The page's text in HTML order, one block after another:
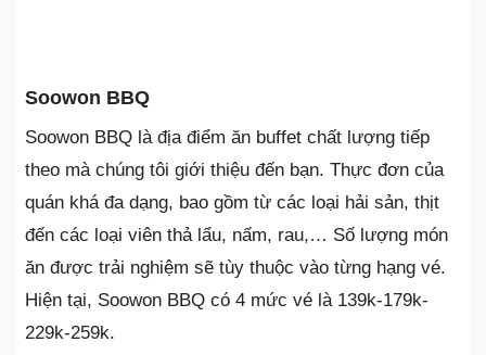
Soowon BBQ
Soowon BBQ là địa điểm ăn buffet chất lượng tiếp
theo mà chúng tôi giới thiệu đến bạn. Thực đơn của
quán khá đa dạng, bao gồm từ các loại hải sản, thịt
đến các loại viên thả lẩu, nấm, rau,… Số lượng món
ăn được trải nghiệm sẽ tùy thuộc vào từng hạng vé.
Hiện tại, Soowon BBQ có 4 mức vé là 139k-179k-
229k-259k.